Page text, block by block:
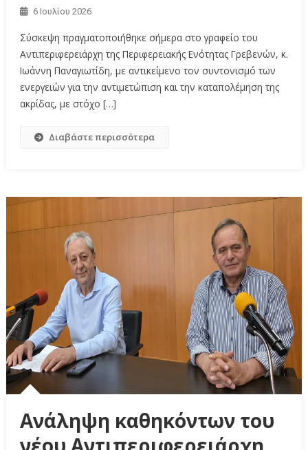
6 Ιουλίου 2026
Σύσκεψη πραγματοποιήθηκε σήμερα στο γραφείο του
Αντιπεριφερειάρχη της Περιφερειακής Ενότητας Γρεβενών, κ.
Ιωάννη Παναγιωτίδη, με αντικείμενο τον συντονισμό των
ενεργειών για την αντιμετώπιση και την καταπολέμηση της
ακρίδας, με στόχο […]
Διαβάστε περισσότερα
Ανάληψη καθηκόντων του